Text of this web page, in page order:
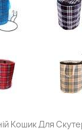
Кошик Для